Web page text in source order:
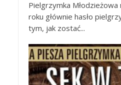
Pielgrzymka Młodzieżowa
roku głównie hasło
tym, jak zostać...